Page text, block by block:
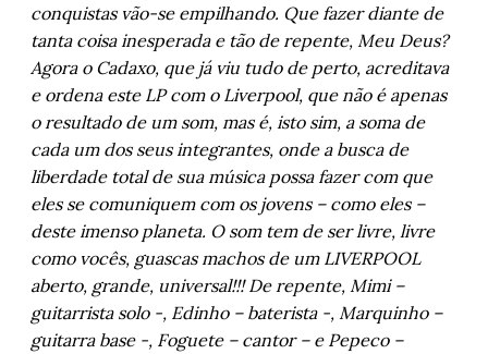
conquistas vão-se empilhando. Que fazer diante de
tanta coisa inesperada e tão de repente, Meu Deus?
Agora o Cadaxo, que já viu tudo de perto, acreditava
e ordena este LP com o Liverpool, que não é apenas
o resultado de um som, mas é, isto sim, a soma de
cada um dos seus integrantes, onde a busca de
liberdade total de sua música possa fazer com que
eles se comuniquem com os jovens – como eles –
deste imenso planeta. O som tem de ser livre, livre
como vocês, guascas machos de um LIVERPOOL
aberto, grande, universal!!! De repente, Mimi –
guitarrista solo -, Edinho – baterista -, Marquinho –
guitarra base -, Foguete – cantor – e Pepeco –